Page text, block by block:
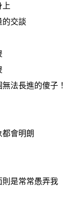
上
的交談
法長進的傻子！
會明朗
是常常愚弄我